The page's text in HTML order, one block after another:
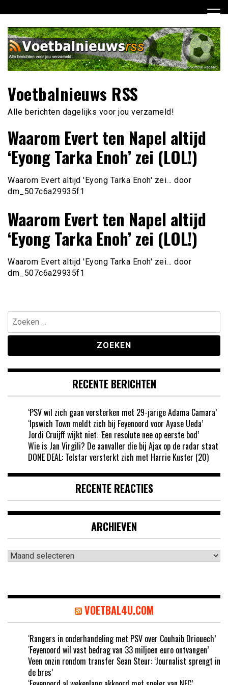
naar
inhoud
Voetbalnieuws RSS
Alle berichten dagelijks voor jou verzameld!
Waarom Evert ten Napel altijd
‘Eyong Tarka Enoh’ zei (LOL!)
Waarom Evert altijd 'Eyong Tarka Enoh' zei… door
dm_507c6a29935f1
Waarom Evert ten Napel altijd
‘Eyong Tarka Enoh’ zei (LOL!)
Waarom Evert altijd 'Eyong Tarka Enoh' zei… door
dm_507c6a29935f1
Zoeken
naar:
RECENTE BERICHTEN
‘PSV wil zich gaan versterken met 29-jarige Adama Camara’
‘Ipswich Town meldt zich bij Feyenoord voor Ayase Ueda’
Jordi Cruijff wijkt niet: ‘Een resolute nee op eerste bod’
Wie is Jan Virgili? De aanvaller die bij Ajax op de radar staat
DONE DEAL: Telstar versterkt zich met Harrie Kuster (20)
RECENTE REACTIES
ARCHIEVEN
Archieven
VOETBAL4U.COM
‘Rangers in onderhandeling met PSV over Couhaib Driouech’
‘Feyenoord wil vast bedrag van 33 miljoen euro ontvangen’
Veen onzin rondom transfer Sean Steur: ‘Journalist sprengt in
de bres’